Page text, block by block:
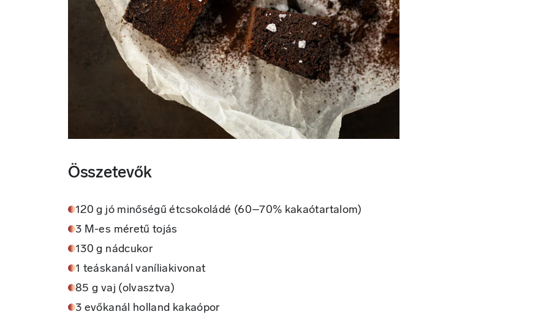
Összetevők
120 g jó minőségű étcsokoládé (60–70% kakaótartalom)
3 M-es méretű tojás
130 g nádcukor
1 teáskanál vaníliakivonat
85 g vaj (olvasztva)
3 evőkanál holland kakaópor